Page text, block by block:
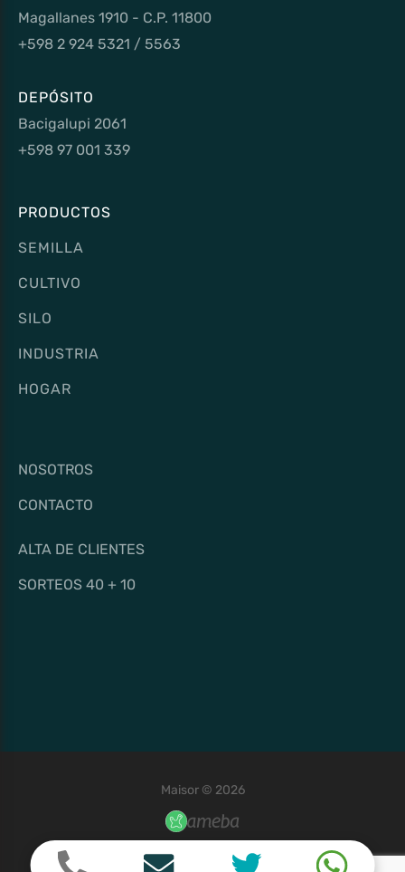
Magallanes 1910 - C.P. 11800
+598 2 924 5321 / 5563
DEPÓSITO
Bacigalupi 2061
+598 97 001 339
PRODUCTOS
SEMILLA
CULTIVO
SILO
INDUSTRIA
HOGAR
NOSOTROS
CONTACTO
ALTA DE CLIENTES
SORTEOS 40 + 10
Maisor © 2026